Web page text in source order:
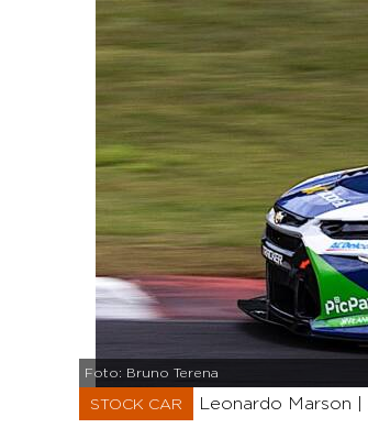
Foto: Bruno Terena
STOCK CAR Leonardo Marson |